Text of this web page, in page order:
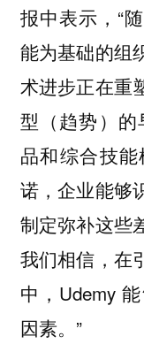
报中表示，“
能为基础的组
术进步正在重
型（趋势）的
品和综合技
诺，企业能够
制定弥补这些
我们相信，在
中，Udemy
因素。”